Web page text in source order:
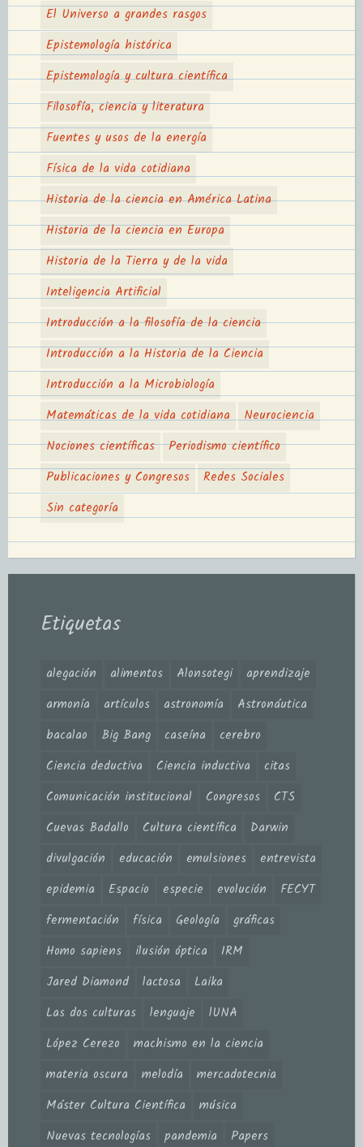
El Universo a grandes rasgos
Epistemología histórica
Epistemología y cultura científica
Filosofía, ciencia y literatura
Fuentes y usos de la energía
Física de la vida cotidiana
Historia de la ciencia en América Latina
Historia de la ciencia en Europa
Historia de la Tierra y de la vida
Inteligencia Artificial
Introducción a la filosofía de la ciencia
Introducción a la Historia de la Ciencia
Introducción a la Microbiología
Matemáticas de la vida cotidiana
Neurociencia
Nociones científicas
Periodismo científico
Publicaciones y Congresos
Redes Sociales
Sin categoría
Etiquetas
alegación alimentos Alonsotegi
aprendizaje
armonía
artículos astronomía
Astronáutica
bacalao
Big Bang caseína
cerebro
Ciencia deductiva
Ciencia inductiva
citas
Comunicación institucional
Congresos
CTS
Cuevas Badallo
Cultura científica
Darwin
divulgación
educación emulsiones
entrevista
epidemia
Espacio especie evolución
FECYT
fermentación
física Geología
gráficas
Homo sapiens
ilusión óptica
IRM
Jared Diamond
lactosa
Laika
Las dos culturas
lenguaje
lUNA
López Cerezo
machismo en la ciencia
materia oscura
melodía
mercadotecnia
Máster Cultura Científica
música
Nuevas tecnologías
pandemia Papers